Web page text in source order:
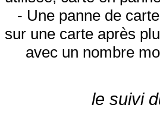
- Une panne de
sur une carte après
avec un nombre
le suivi